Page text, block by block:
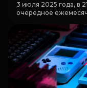
3 июля 2025 года, в
очередное